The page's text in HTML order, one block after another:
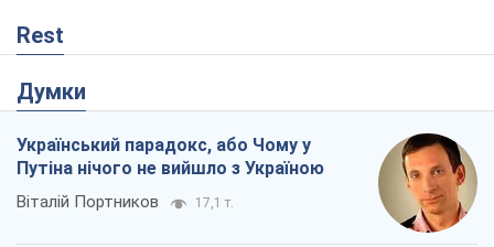
Rest
Думки
Український парадокс, або Чому у
Путіна нічого не вийшло з Україною
Віталій Портников 17,1 т.